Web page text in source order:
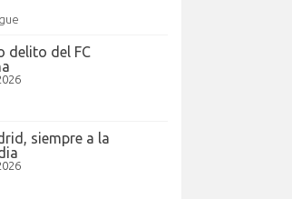
delito del FC
siempre a la